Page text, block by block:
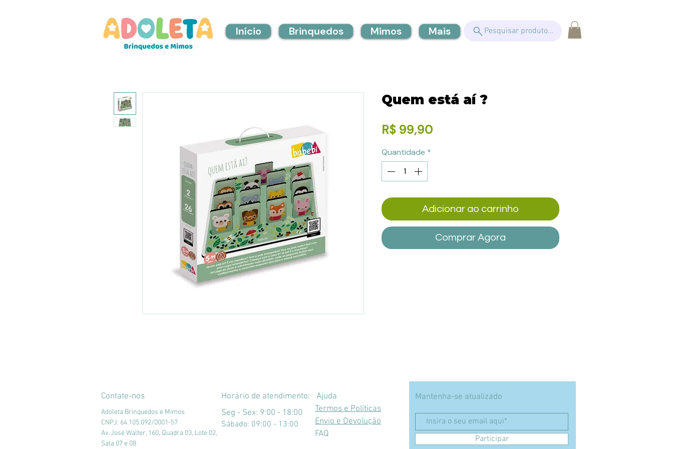
Início Brinquedos Mimos Mais Pesquisar produto...
Quem está aí ?
R$ 99,90
Quantidade *
Adicionar ao carrinho
Comprar Agora
Contate-nos
Adoleta Brinquedos e Mimos
CNPJ: 64.105.092/0001-57
Av. José Walter, 160, Quadra 03, Lote 02,
Sala 07 e 08
Horário de atendimento:
Ajuda
Seg - Sex: 9:00 - 18:00
​​Sábado: 09:00 - 13:00
Termos e Políticas
Envio e Devolução
FAQ
Mantenha-se atualizado
Participar